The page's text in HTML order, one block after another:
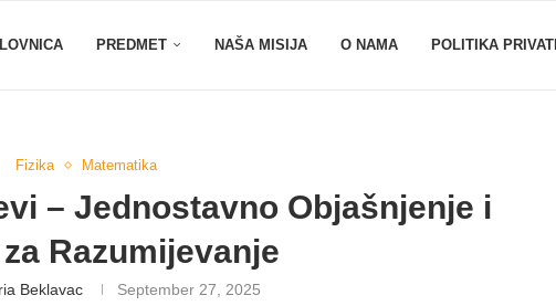
PREDMET NAŠA MISIJA O NAMA POLITIKA
Fizika Matematika
– Jednostavno Objašnjenje i
Razumijevanje
Beklavac September 27, 2025